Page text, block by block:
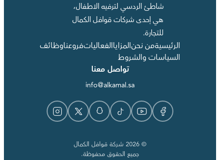
شاطئ الردسي لترفيه الاطفال،
هي إحدى شركات قوافل الكمال
للتجارة.
الرئيسيةمن نحنالمزاياالفعالياتفروعناوظائف
السياسات والشروط
تواصل معنا
info@alkamal.sa
© 2026 شركة قوافل الكمال
جميع الحقوق محفوظة.